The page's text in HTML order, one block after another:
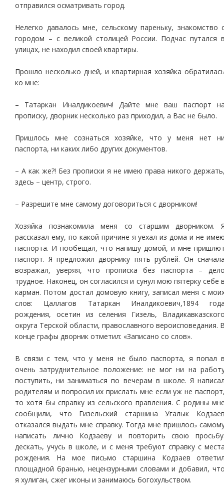
отправился осматривать город.
Нелегко давалось мне, сельскому пареньку, знакомство
городом – с великой столицей России. Подчас путался
улицах, не находил своей квартиры.
Прошло несколько дней, и квартирная хозяйка
ко мне:
– Татаркан Иналдикоевич! Дайте мне ваш паспорт
прописку, дворник несколько раз приходил, а Вас не было.
Пришлось мне сознаться хозяйке, что у меня нет
паспорта, ни каких либо других документов.
– А как же?! Без прописки я не имею права никого
здесь – центр, строго.
– Разрешите мне самому договориться с дворником!
Хозяйка познакомила меня со старшим дворником.
рассказал ему, по какой причине я уехал из дома и не
паспорта. И пообещал, что напишу домой, и мне
паспорт. Я предложил дворнику пять рублей. Он
возражал, уверяя, что прописка без паспорта –
трудное. Наконец, он согласился и сунул мою пятерку себе
карман. Потом достал домовую книгу, записал меня с
слов: Цаллагов Татаркан Иналдикоевич,1894
рождения, осетин из селения Гизель,
округа Терской области, православного вероисповедания.
конце графы дворник отметил: «Записано со слов».
В связи с тем, что у меня не было паспорта, я попал
очень затруднительное положение: не мог ни на
поступить, ни заниматься по вечерам в школе. Я
родителям и попросил их прислать мне если уж не
то хотя бы справку из сельского правления. С родины
сообщили, что Гизельский старшина Угалык
отказался выдать мне справку. Тогда мне пришлось
написать лично Кодзаеву и повторить свою
дескать, учусь в школе, и с меня требуют справку с
рождения. На мое письмо старшина Кодзаев
площадной бранью, нецензурными словами и добавил,
я хулиган, сжег иконы и занимаюсь богохульством.